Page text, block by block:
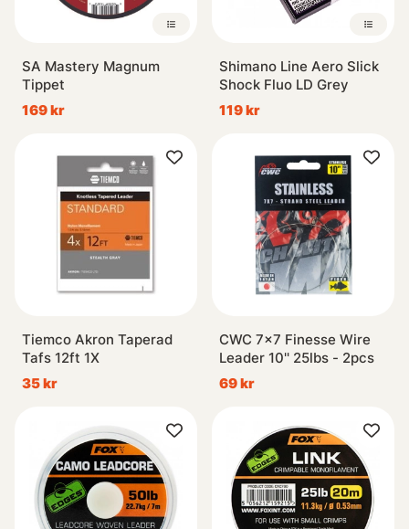
SA Mastery Magnum
Tippet
169 kr
Shimano Line Aero Slick
Shock Fluo LD Grey
119 kr
Tiemco Akron Taperad
Tafs 12ft 1X
35 kr
CWC 7x7 Finesse Wire
Leader 10'' 25lbs - 2pcs
69 kr